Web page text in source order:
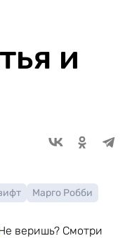
и
Марго Робби
веришь? Смотри